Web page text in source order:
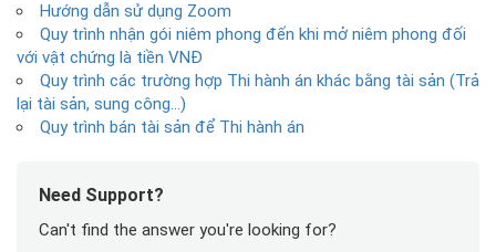
Hướng dẫn sử dụng Zoom
Quy trình nhận gói niêm phong đến khi mở niêm phong đối
với vật chứng là tiền VNĐ
Quy trình các trường hợp Thi hành án khác bằng tài sản (Trả
lại tài sản, sung công…)
Quy trình bán tài sản để Thi hành án
Need Support?
Can't find the answer you're looking for?